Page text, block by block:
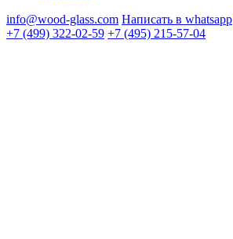
info@wood-glass.com Написать в whatsapp
+7 (499) 322-02-59 +7 (495) 215-57-04